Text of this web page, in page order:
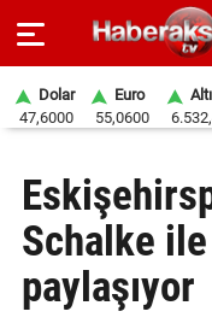
SPOR
YAŞAM
EKONOMİ
Dolar
47,6000
Euro
55,0600
Schalke
paylaşıyor